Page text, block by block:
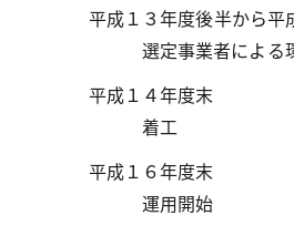
平成１３年度後半から平
選定事業者による
平成１４年度末
着工
平成１６年度末
運用開始